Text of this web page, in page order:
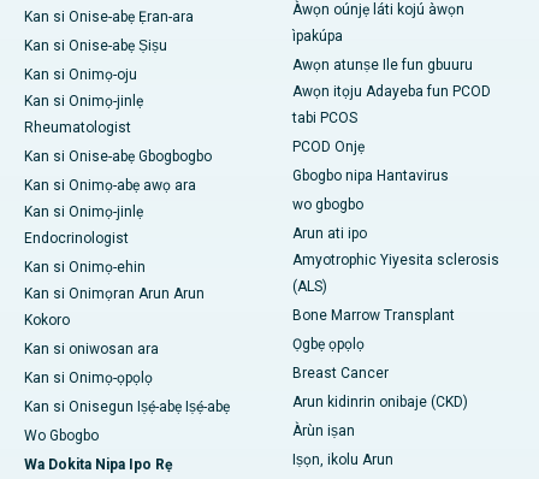
Kan si Onise-abẹ Ẹran-ara
Kan si Onise-abẹ Ṣiṣu
Kan si Onimọ-oju
Kan si Onimọ-jinlẹ
Rheumatologist
Kan si Onise-abẹ Gbogbogbo
Kan si Onimọ-abẹ awọ ara
Kan si Onimọ-jinlẹ
Endocrinologist
Kan si Onimọ-ehin
Kan si Onimọran Arun Arun
Kokoro
Kan si oniwosan ara
Kan si Onimọ-ọpọlọ
Kan si Onisegun Iṣẹ́-abẹ Iṣẹ́-abẹ
Wo Gbogbo
Wa Dokita Nipa Ipo Rẹ
Àwọn oúnjẹ láti kojú àwọn
ìpakúpa
Awọn atunṣe Ile fun gbuuru
Awọn itọju Adayeba fun PCOD
tabi PCOS
PCOD Onjẹ
Gbogbo nipa Hantavirus
wo gbogbo
Arun ati ipo
Amyotrophic Yiyesita sclerosis
(ALS)
Bone Marrow Transplant
Ọgbẹ ọpọlọ
Breast Cancer
Arun kidinrin onibaje (CKD)
Àrùn iṣan
Iṣọn, ikolu Arun